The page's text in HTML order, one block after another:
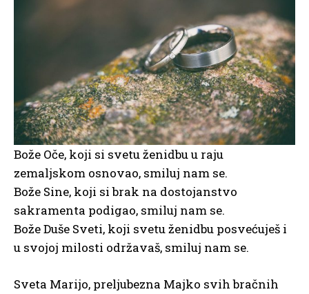
Bože Oče, koji si svetu ženidbu u raju
zemaljskom osnovao, smiluj nam se.
Bože Sine, koji si brak na dostojanstvo
sakramenta podigao, smiluj nam se.
Bože Duše Sveti, koji svetu ženidbu posvećuješ i
u svojoj milosti održavaš, smiluj nam se.
Sveta Marijo, preljubezna Majko svih bračnih